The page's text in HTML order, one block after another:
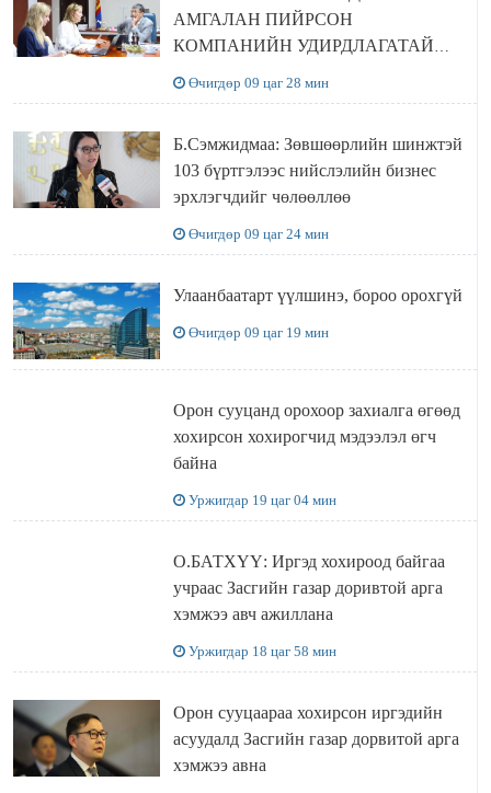
АМГАЛАН ПИЙРСОН
КОМПАНИЙН УДИРДЛАГАТАЙ
Өчигдөр 09 цаг 28 мин
Б.Сэмжидмаа: Зөвшөөрлийн шинжтэй
103 бүртгэлээс нийслэлийн бизнес
эрхлэгчдийг чөлөөллөө
Өчигдөр 09 цаг 24 мин
Улаанбаатарт үүлшинэ, бороо орохгүй
Өчигдөр 09 цаг 19 мин
Орон сууцанд орохоор захиалга өгөөд
хохирсон хохирогчид мэдээлэл өгч
байна
Уржигдар 19 цаг 04 мин
О.БАТХҮҮ: Иргэд хохироод байгаа
учраас Засгийн газар доривтой арга
хэмжээ авч ажиллана
Уржигдар 18 цаг 58 мин
Орон сууцаараа хохирсон иргэдийн
асуудалд Засгийн газар дорвитой арга
хэмжээ авна